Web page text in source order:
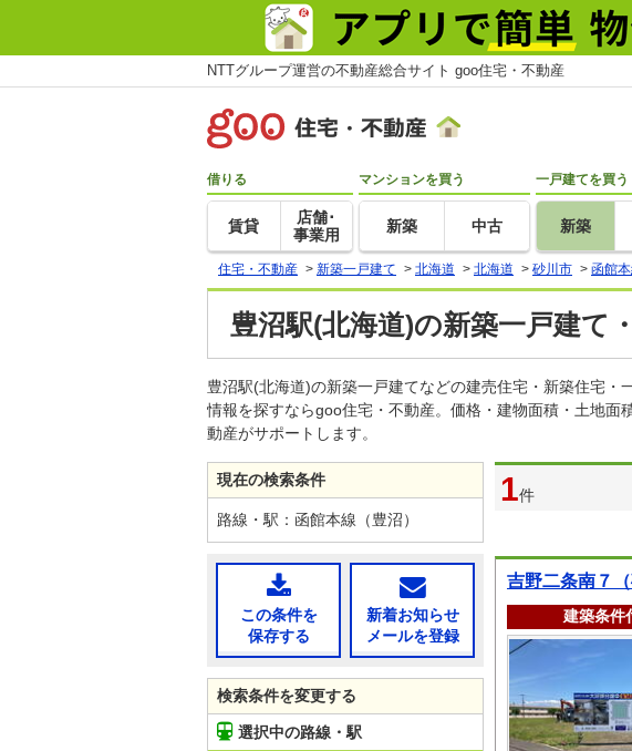
NTTグループ運営の不動産総合サイト goo住宅・不動産
借りる
賃貸
店舗･
事業用
マンションを買う
新築 中古
一戸建てを買う
新築
住宅・不動産 > 新築一戸建て > 北海道 > 北海道 > 砂川市 > 函館
豊沼駅(北海道)の新築一戸建て
豊沼駅(北海道)の新築一戸建てなどの建売住宅・新築住宅
情報を探すならgoo住宅・不動産。価格・建物面積・土地
動産がサポートします。
1件
吉野二条南７
建築条件
現在の検索条件
路線・駅：函館本線（豊沼）
この条件を
保存する
新着お知らせ
メールを登録
検索条件を変更する
選択中の路線・駅